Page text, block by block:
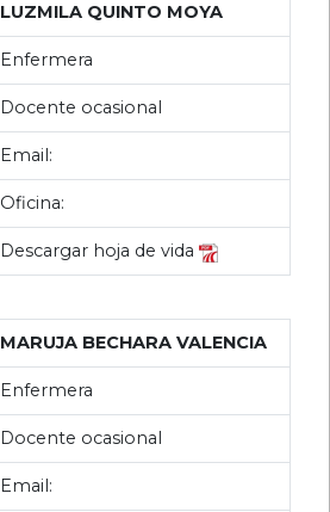
LUZMILA QUINTO MOYA
Enfermera
Docente ocasional
Email:
Oficina:
Descargar hoja de vida
MARUJA BECHARA VALENCIA
Enfermera
Docente ocasional
Email: